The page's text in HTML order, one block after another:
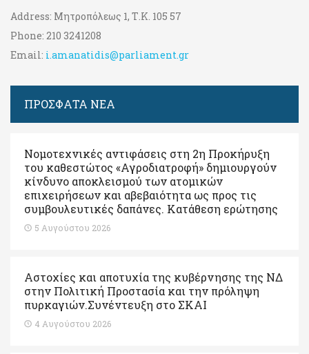
Address: Μητροπόλεως 1, Τ.Κ. 105 57
Phone: 210 3241208
Email: i.amanatidis@parliament.gr
ΠΡΟΣΦΑΤΑ ΝΕΑ
Νομοτεχνικές αντιφάσεις στη 2η Προκήρυξη
του καθεστώτος «Αγροδιατροφή» δημιουργούν
κίνδυνο αποκλεισμού των ατομικών
επιχειρήσεων και αβεβαιότητα ως προς τις
συμβουλευτικές δαπάνες. Κατάθεση ερώτησης
5 Αυγούστου 2026
Αστοχίες και αποτυχία της κυβέρνησης της ΝΔ
στην Πολιτική Προστασία και την πρόληψη
πυρκαγιών.Συνέντευξη στο ΣΚΑΙ
4 Αυγούστου 2026